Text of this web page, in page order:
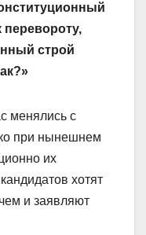
строй
менялись с
при нынешнем
их
хотят
и заявляют